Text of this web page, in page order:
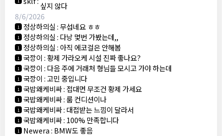
싶지 않다
8/6/2026
1 정상하의실:무섭네요 ㅎㅎ
1 정상하의실: 다낭 몇번 가봤는데,,
1 정상하의실: 아직 에코걸은 안해봄
1 국깡이:황제 가라오케 시설 진짜 좋나요?
1 국깡이: 다음 주에 거래처 형님들 모시고 가야 하는데
1 국깡이:고민 중입니다
1 국밥왜케비싸: 접대면 무조건 황제 가세요
1 국밥왜케비싸:룸 컨디션이나
1 국밥왜케비싸: 대접받는 느낌이 달라서
1 국밥왜케비싸: 100% 만족합니다
1 Newera: BMW도 좋음